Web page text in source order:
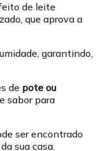
de leite
que aprova a
garantindo,
de pote ou
sabor para
ser encontrado
sua casa.